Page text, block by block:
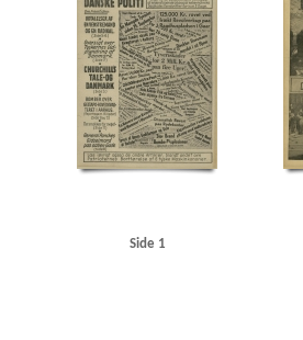
Churchill, Winston
Clearingkontoen
Fædrelandet
G Gribskov
Istedgade, Kbh.
J Jensen, Helman, Kbh.
Krieger, kaptajn, Helsingør
Kritisk Ugerevue
Markussen, Povl, assistent, Kbh.
Odense Olsen, A., Kbh. Olsen, Niels,
Sandbæk, Harald, pastor
Schalburgkorpset
Side 1